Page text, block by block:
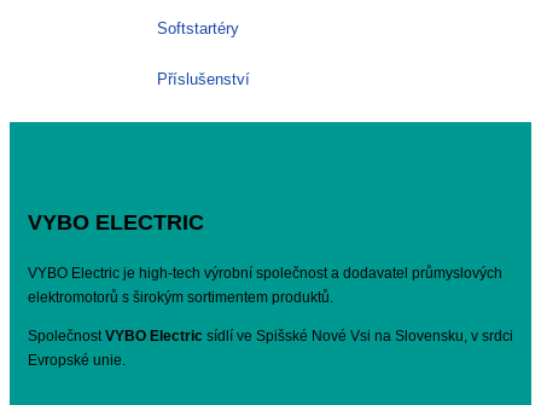
Softstartéry
Příslušenství
VYBO ELECTRIC
VYBO Electric je high-tech výrobní společnost a dodavatel průmyslových
elektromotorů s širokým sortimentem produktů.
SpolečnostVYBO Electric sídlí ve Spišské Nové Vsi na Slovensku, v srdci
Evropské unie.